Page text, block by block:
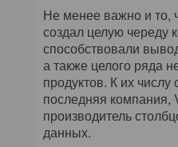
Не менее важно и то,
создал целую череду
способствовали
а также целого ряда
продуктов. К их числу
последняя компания,
производитель
данных.